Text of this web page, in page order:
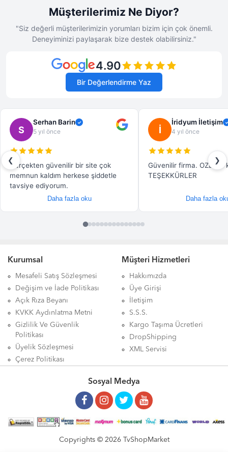
Kurumsal
Mesafeli Satış Sözleşmesi
Değişim ve İade Politikası
Açık Rıza Beyanı
KVKK Aydınlatma Metni
Gizlilik Ve Güvenlik
Politikası
Üyelik Sözleşmesi
Çerez Politikası
Müşteri Hizmetleri
Hakkımızda
Üye Girişi
İletişim
S.S.S.
Kargo Taşıma Ücretleri
DropShipping
XML Servisi
Sosyal Medya
Copyrights © 2026 TvShopMarket